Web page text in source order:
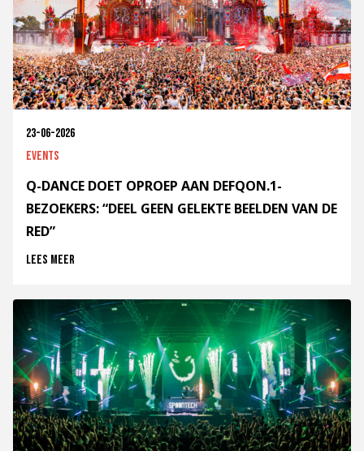
23-06-2026
Events
Q-DANCE DOET OPROEP AAN DEFQON.1-
BEZOEKERS: “DEEL GEEN GELEKTE BEELDEN VAN DE
RED”
Lees meer